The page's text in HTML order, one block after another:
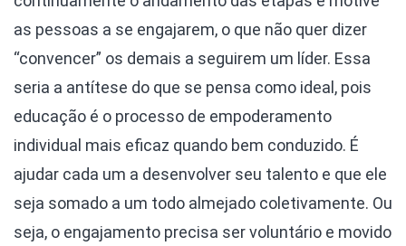
as pessoas a se engajarem, o que não quer dizer
“convencer” os demais a seguirem um líder. Essa
seria a antítese do que se pensa como ideal, pois
educação é o processo de empoderamento
individual mais eficaz quando bem conduzido. É
ajudar cada um a desenvolver seu talento e que ele
seja somado a um todo almejado coletivamente. Ou
seja, o engajamento precisa ser voluntário e movido